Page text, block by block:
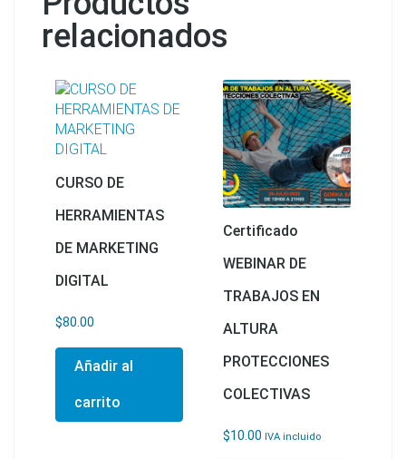
relacionados
CURSO DE
HERRAMIENTAS
DE MARKETING
DIGITAL
$80.00
Añadir al
carrito
Certificado
WEBINAR DE
TRABAJOS EN
ALTURA
PROTECCIONES
COLECTIVAS
$10.00 IVA incluido